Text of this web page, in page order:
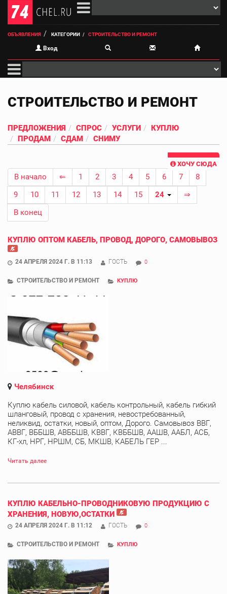
ОБЪЯВЛЕНИЯ КАТЕГОРИИ СТРОИТЕЛЬСТВО И РЕМОНТ
Вход
СТРОИТЕЛЬСТВО И РЕМОНТ
ПРЕДЛОЖЕНИЯ СПРОС УСЛУГИ
КУПЛЮ
ПРОДАМ
СДАМ СНИМУ
ХОЧУ СЮДА
В начало ⇐ 1 2 3 4 5 6 7
8
9
10 11 12 13 14 15 24
⇒
В конец
КУПЛЮ ОПТОМ КАБЕЛЬ, ПРОВОД, ДОРОГО, САМОВЫВОЗ
24 АПРЕЛЯ 2024 Г. В 11:13 ГОСТЬ 0
СТРОИТЕЛЬСТВО И РЕМОНТ КУПЛЮ
Челябинск
Куплю кабель силовой, кабель контрольный, кабель гибкий
шланговый, провод с хранения, невостребованный,
неликвид, остатки, новый, оптом, Дорого. Самовывоз ВВГ,
АВВГ, ВББШВ, АВББШВ, КВВГ, КВББШВ, ААШВ, ААБЛ, АСБ,
КГ-хл, НРГ, НРШМ, СБ, МКШВ, КАБЕЛЬ ГЕР ...
Читать далее
КУПЛЮ КАБЕЛЬНО-ПРОВОДНИКОВУЮ ПРОДУКЦИЮ С
ХРАНЕНИЯ, НОВУЮ,ОСТАТКИ
24 АПРЕЛЯ 2024 Г. В 11:12 ГОСТЬ 0
СТРОИТЕЛЬСТВО И РЕМОНТ КУПЛЮ